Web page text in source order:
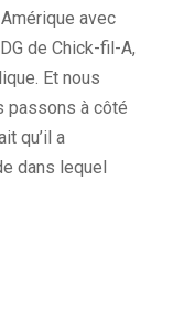
avec
de Chick-fil-A,
Et nous
passons à côté
qu’il a
dans lequel